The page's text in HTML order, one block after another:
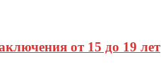
от 15 до 19 лет